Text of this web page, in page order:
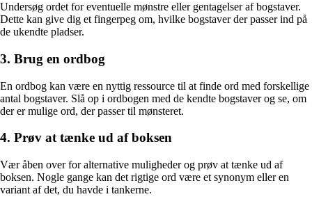
Undersøg ordet for eventuelle mønstre eller gentagelser af bogstaver.
Dette kan give dig et fingerpeg om, hvilke bogstaver der passer ind på
de ukendte pladser.
3. Brug en ordbog
En ordbog kan være en nyttig ressource til at finde ord med forskellige
antal bogstaver. Slå op i ordbogen med de kendte bogstaver og se, om
der er mulige ord, der passer til mønsteret.
4. Prøv at tænke ud af boksen
Vær åben over for alternative muligheder og prøv at tænke ud af
boksen. Nogle gange kan det rigtige ord være et synonym eller en
variant af det, du havde i tankerne.